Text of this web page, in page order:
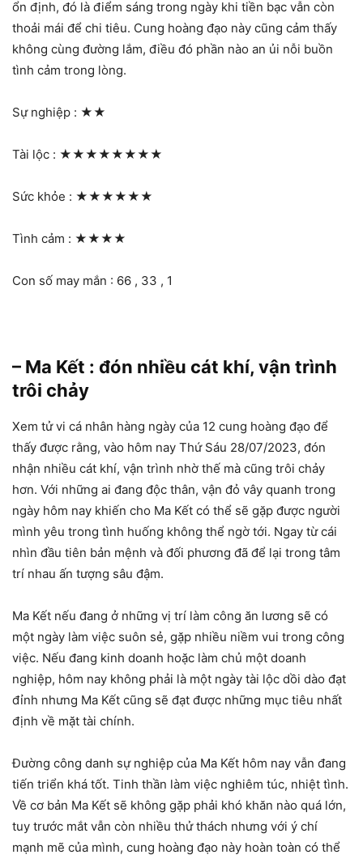
ổn định, đó là điểm sáng trong ngày khi tiền bạc vẫn còn
thoải mái để chi tiêu. Cung hoàng đạo này cũng cảm thấy
không cùng đường lắm, điều đó phần nào an ủi nỗi buồn
tình cảm trong lòng.
Sự nghiệp : ★★
Tài lộc : ★★★★★★★★
Sức khỏe : ★★★★★★
Tình cảm : ★★★★
Con số may mắn : 66 , 33 , 1
– Ma Kết : đón nhiều cát khí, vận trình
trôi chảy
Xem tử vi cá nhân hàng ngày của 12 cung hoàng đạo để
thấy được rằng, vào hôm nay Thứ Sáu 28/07/2023, đón
nhận nhiều cát khí, vận trình nhờ thế mà cũng trôi chảy
hơn. Với những ai đang độc thân, vận đỏ vây quanh trong
ngày hôm nay khiến cho Ma Kết có thể sẽ gặp được người
mình yêu trong tình huống không thể ngờ tới. Ngay từ cái
nhìn đầu tiên bản mệnh và đối phương đã để lại trong tâm
trí nhau ấn tượng sâu đậm.
Ma Kết nếu đang ở những vị trí làm công ăn lương sẽ có
một ngày làm việc suôn sẻ, gặp nhiều niềm vui trong công
việc. Nếu đang kinh doanh hoặc làm chủ một doanh
nghiệp, hôm nay không phải là một ngày tài lộc dồi dào đạt
đỉnh nhưng Ma Kết cũng sẽ đạt được những mục tiêu nhất
định về mặt tài chính.
Đường công danh sự nghiệp của Ma Kết hôm nay vẫn đang
tiến triển khá tốt. Tinh thần làm việc nghiêm túc, nhiệt tình.
Về cơ bản Ma Kết sẽ không gặp phải khó khăn nào quá lớn,
tuy trước mắt vẫn còn nhiều thử thách nhưng với ý chí
mạnh mẽ của mình, cung hoàng đạo này hoàn toàn có thể